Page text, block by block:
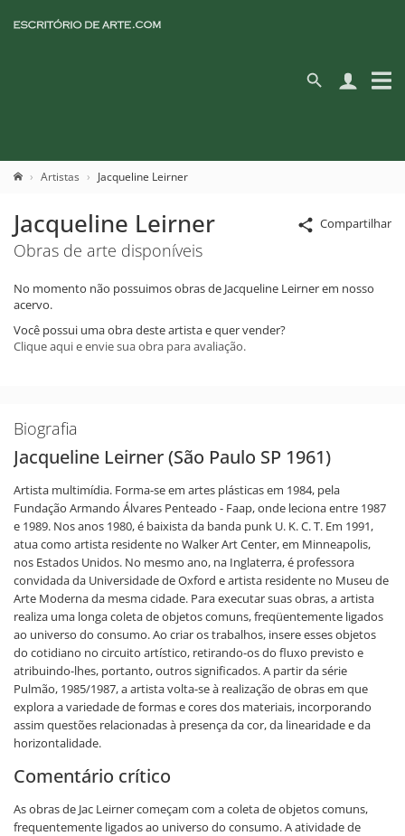
Artistas Jacqueline Leirner
Compartilhar
Jacqueline Leirner
Obras de arte disponíveis
No momento não possuimos obras de Jacqueline Leirner em nosso
acervo.
Você possui uma obra deste artista e quer vender?
Clique aqui e envie sua obra para avaliação.
Biografia
Jacqueline Leirner (São Paulo SP 1961)
Artista multimídia. Forma-se em artes plásticas em 1984, pela
Fundação Armando Álvares Penteado - Faap, onde leciona entre 1987
e 1989. Nos anos 1980, é baixista da banda punk U. K. C. T. Em 1991,
atua como artista residente no Walker Art Center, em Minneapolis,
nos Estados Unidos. No mesmo ano, na Inglaterra, é professora
convidada da Universidade de Oxford e artista residente no Museu de
Arte Moderna da mesma cidade. Para executar suas obras, a artista
realiza uma longa coleta de objetos comuns, freqüentemente ligados
ao universo do consumo. Ao criar os trabalhos, insere esses objetos
do cotidiano no circuito artístico, retirando-os do fluxo previsto e
atribuindo-lhes, portanto, outros significados. A partir da série
Pulmão, 1985/1987, a artista volta-se à realização de obras em que
explora a variedade de formas e cores dos materiais, incorporando
assim questões relacionadas à presença da cor, da linearidade e da
horizontalidade.
Comentário crítico
As obras de Jac Leirner começam com a coleta de objetos comuns,
frequentemente ligados ao universo do consumo. A atividade de